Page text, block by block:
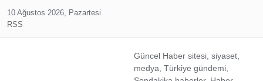
10 Ağustos 2026, Pazartesi
RSS
Güncel Haber sitesi, siyaset,
medya, Türkiye gündemi,